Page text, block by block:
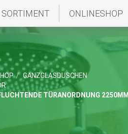
SORTIMENT ONLINESHOP
GANZGLASDUSCHEN
TÜRANORDNUNG 2250MM